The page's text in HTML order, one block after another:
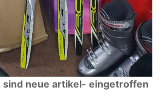
neue artikel- eingetroffen